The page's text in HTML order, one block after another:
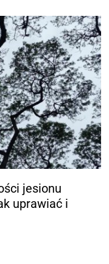
jesionu
uprawiać i